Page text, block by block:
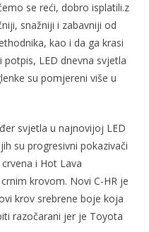
se reći, dobro isplatili.z
snažniji i zabavniji od
kao i da ga krasi
LED dnevna svjetla
su pomjereni više u
svjetla u najnovijoj LED
su progresivni pokazivači
i Hot Lava
krovom. Novi C-HR je
krov srebrene boje koja
razočarani jer je Toyota